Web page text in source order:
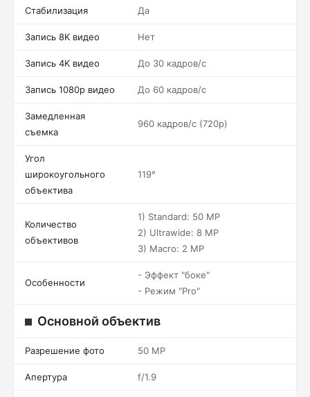
Стабилизация Да
Запись 8K видео Нет
Запись 4K видео До 30 кадров/c
Запись 1080p видео До 60 кадров/c
Замедленная
съемка
960 кадров/c (720p)
Угол
широкоугольного
объектива
119°
Количество
объективов
1) Standard: 50 MP
2) Ultrawide: 8 MP
3) Macro: 2 MP
Особенности
- Эффект "боке"
- Режим "Pro"
Основной объектив
Разрешение фото 50 MP
Апертура f/1.9